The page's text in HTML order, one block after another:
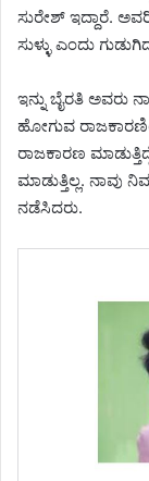
ಸುರೇಶ್ ಇದ್ದಾರೆ.
ಸುಳ್ಳು ಎಂದು
ಇನ್ನು ಬೈರತಿ ಅವರು
ಹೋಗುವ
ರಾಜಕಾರಣ
ಮಾಡುತ್ತಿಲ್ಲ. ನಾವು
ನಡೆಸಿದರು.